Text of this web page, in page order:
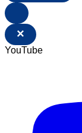
×
YouTube